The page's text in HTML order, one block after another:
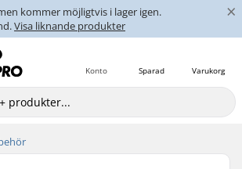
kommer möjligtvis i lager igen.
Visa liknande produkter
×
Varukorg
Sparad
Konto